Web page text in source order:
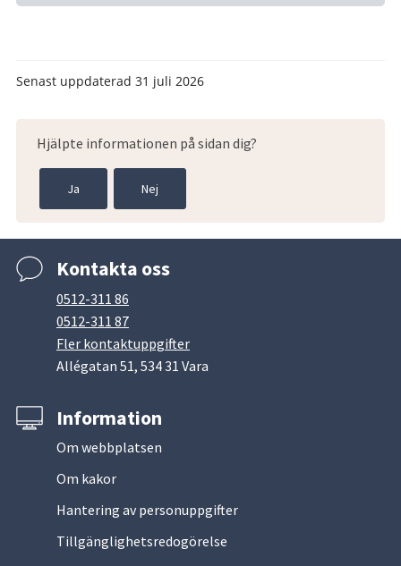
Senast uppdaterad 31 juli 2026
Hjälpte informationen på sidan dig?
Ja Nej
Kontakta oss
0512-311 86
0512-311 87
Fler kontaktuppgifter
Allégatan 51, 534 31 Vara
Information
Om webbplatsen
Om kakor
Hantering av personuppgifter
Tillgänglighetsredogörelse